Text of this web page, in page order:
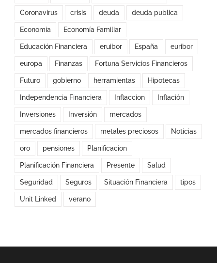
Coronavirus crisis deuda deuda publica
Economía Economía Familiar
Educación Financiera eruibor España euribor
europa Finanzas Fortuna Servicios Financieros
Futuro gobierno herramientas Hipotecas
Independencia Financiera Inflaccion Inflación
Inversiones Inversión mercados
mercados financieros metales preciosos Noticias
oro pensiones Planificacion
Planificación Financiera Presente Salud
Seguridad Seguros Situación Financiera tipos
Unit Linked verano